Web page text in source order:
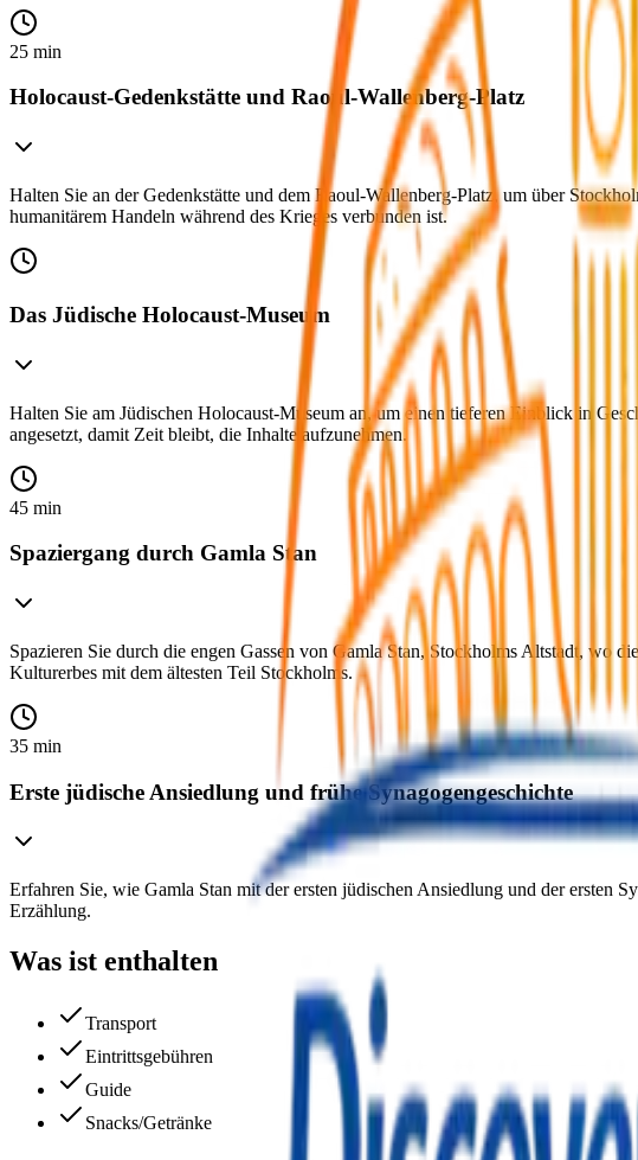
25 min
Holocaust-Gedenkstätte und Raoul-Wallenberg-Platz
Halten Sie an der Gedenkstätte und dem Raoul-Wallenberg-Platz, um über
humanitärem Handeln während des Krieges verbunden ist.
Das Jüdische Holocaust-Museum
Halten Sie am Jüdischen Holocaust-Museum an, um einen tieferen Einblick in
angesetzt, damit Zeit bleibt, die Inhalte aufzunehmen.
45 min
Spaziergang durch Gamla Stan
Spazieren Sie durch die engen Gassen von Gamla Stan, Stockholms Altstadt, wo
Kulturerbes mit dem ältesten Teil Stockholms.
35 min
Erste jüdische Ansiedlung und frühe Synagogengeschichte
Erfahren Sie, wie Gamla Stan mit der ersten jüdischen Ansiedlung und der ersten
Erzählung.
Was ist enthalten
Transport
Eintrittsgebühren
Guide
Snacks/Getränke